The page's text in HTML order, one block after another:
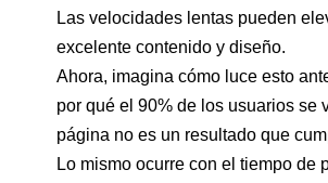
Las velocidades lentas pueden
excelente contenido y diseño.
Ahora, imagina cómo luce esto
por qué el 90% de los usuarios se
página no es un resultado que
Lo mismo ocurre con el tiempo de